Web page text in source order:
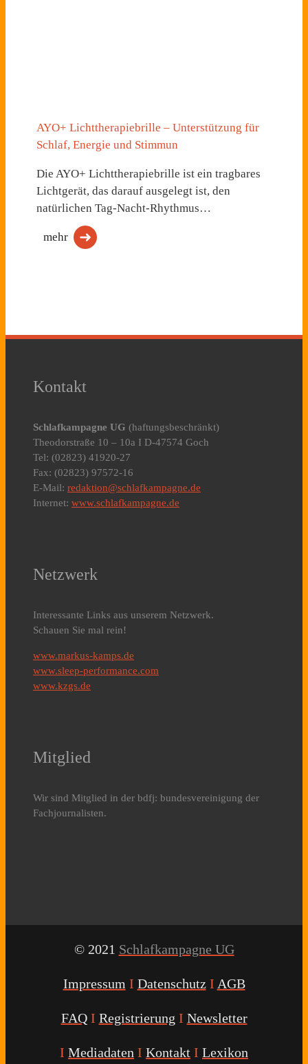
AYO+ Lichttherapiebrille – Unterstützung für
Schlaf, Energie und Stimmun
Die AYO+ Lichttherapiebrille ist ein tragbares
Lichtgerät, das darauf ausgelegt ist, den
natürlichen Tag-Nacht-Rhythmus…
mehr
Kontakt
Schlafkampagne UG (haftungsbeschränkt)
Theodorstraße 10 – 10a I D-47574 Goch
Tel: (02823) 41920-27
Fax: (02823) 97572-16
E-Mail: redaktion@schlafkampagne.de
Internet: www.schlafkampagne.de
Netzwerk
Interessante Links aus unserem Netzwerk.
Schauen Sie mal rein!
www.markus-kamps.de
www.sleep-performance.com
www.kzgs.de
Mitglied
Wir sind Mitglied in der bdfj: bundesvereinigung der
Fachjournalisten.
© 2021 Schlafkampagne UG
Impressum I Datenschutz I AGB
FAQ I Registrierung I Newsletter
I Mediadaten I Kontakt I Lexikon